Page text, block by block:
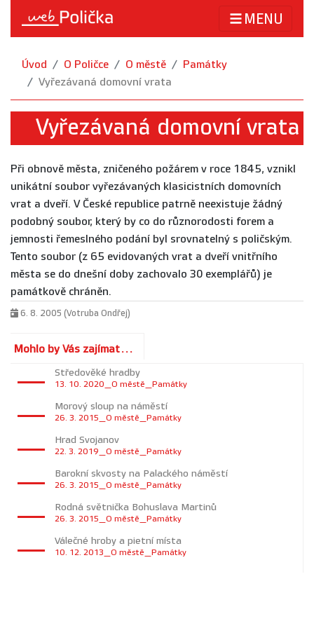
MENU
Úvod O Poličce O městě
Památky
Vyřezávaná domovní vrata
Vyřezávaná domovní vrata
Při obnově města, zničeného požárem v roce 1845, vznikl
unikátní soubor vyřezávaných klasicistních domovních
vrat a dveří. V České republice patrně neexistuje žádný
podobný soubor, který by co do různorodosti forem a
jemnosti řemeslného podání byl srovnatelný s poličským.
Tento soubor (z 65 evidovaných vrat a dveří vnitřního
města se do dnešní doby zachovalo 30 exemplářů) je
památkově chráněn.
6. 8. 2005 (Votruba Ondřej)
Mohlo by Vás zajímat...
Středověké hradby
13. 10. 2020_O městě_Památky
Morový sloup na náměstí
26. 3. 2015_O městě_Památky
Hrad Svojanov
22. 3. 2019_O městě_Památky
Barokní skvosty na Palackého náměstí
26. 3. 2015_O městě_Památky
Rodná světnička Bohuslava Martinů
26. 3. 2015_O městě_Památky
Válečné hroby a pietní místa
10. 12. 2013_O městě_Památky